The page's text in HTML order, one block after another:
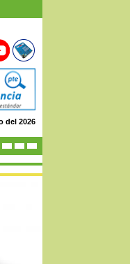
del 2026
ECONOMÍA PERUANA”